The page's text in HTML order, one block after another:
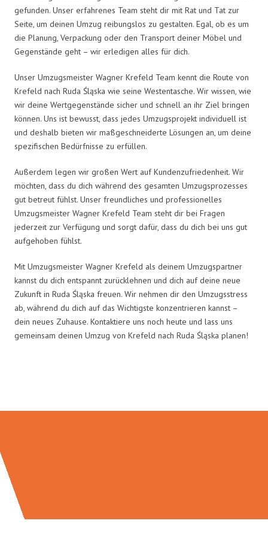
gefunden. Unser erfahrenes Team steht dir mit Rat und Tat zur
Seite, um deinen Umzug reibungslos zu gestalten. Egal, ob es um
die Planung, Verpackung oder den Transport deiner Möbel und
Gegenstände geht – wir erledigen alles für dich.
Unser Umzugsmeister Wagner Krefeld Team kennt die Route von
Krefeld nach Ruda Śląska wie seine Westentasche. Wir wissen, wie
wir deine Wertgegenstände sicher und schnell an ihr Ziel bringen
können. Uns ist bewusst, dass jedes Umzugsprojekt individuell ist
und deshalb bieten wir maßgeschneiderte Lösungen an, um deine
spezifischen Bedürfnisse zu erfüllen.
Außerdem legen wir großen Wert auf Kundenzufriedenheit. Wir
möchten, dass du dich während des gesamten Umzugsprozesses
gut betreut fühlst. Unser freundliches und professionelles
Umzugsmeister Wagner Krefeld Team steht dir bei Fragen
jederzeit zur Verfügung und sorgt dafür, dass du dich bei uns gut
aufgehoben fühlst.
Mit Umzugsmeister Wagner Krefeld als deinem Umzugspartner
kannst du dich entspannt zurücklehnen und dich auf deine neue
Zukunft in Ruda Śląska freuen. Wir nehmen dir den Umzugsstress
ab, während du dich auf das Wichtigste konzentrieren kannst –
dein neues Zuhause. Kontaktiere uns noch heute und lass uns
gemeinsam deinen Umzug von Krefeld nach Ruda Śląska planen!